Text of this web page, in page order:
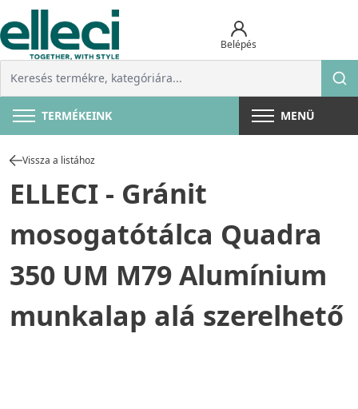
Belépés
TERMÉKEINK MENÜ
Vissza a listához
ELLECI - Gránit
mosogatótálca Quadra
350 UM M79 Alumínium
munkalap alá szerelhető